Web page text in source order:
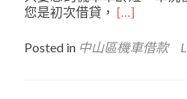
資
方
您是初次借貸， Read
about
中
[…]
Posted in 中山區機車借款